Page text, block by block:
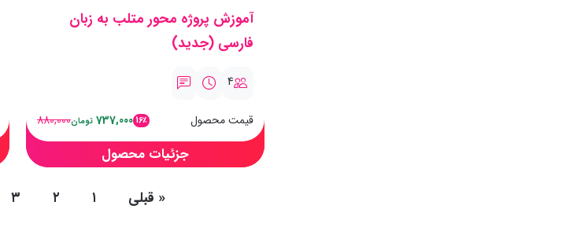
آموزش پروژه محور متلب به زبان
فارسی (جدید)
4
قیمت محصول 16٪ 737,000 تومان880,000
جزئیات محصول
« قبلی ۱ ۲ ۳